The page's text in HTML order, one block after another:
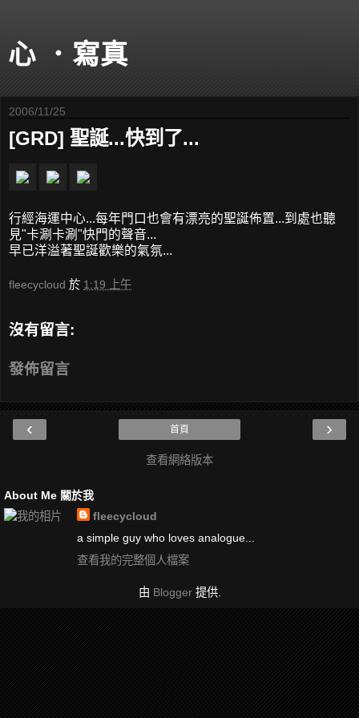
心 ．寫真
2006/11/25
[GRD] 聖誕...快到了...
行經海運中心...每年門口也會有漂亮的聖誕佈置...到處也聽
見"卡涮卡涮"快門的聲音...
早已洋溢著聖誕歡樂的氣氛...
fleecycloud 於 1:19 上午
沒有留言:
發佈留言
‹ ›
首頁
查看網絡版本
About Me 關於我
fleecycloud
a simple guy who loves analogue...
查看我的完整個人檔案
由 Blogger提供.